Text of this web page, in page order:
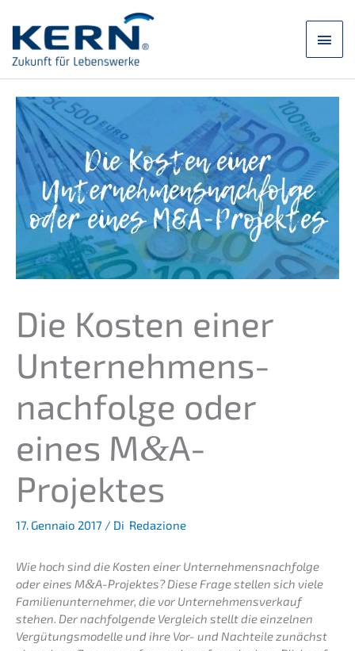
Inhalt
springen
Die Kosten einer
Unternehmens­
nachfolge oder
eines M&A-
Projektes
17. Gennaio 2017 / Di Redazione
Wie hoch sind die Kosten einer Unternehmens­nachfolge
oder eines M&A-Projektes? Diese Frage stellen sich viele
Famili­en­un­ter­neh­mer, die vor Unter­nehmens­verkauf
stehen. Der nachfol­gen­de Vergleich stellt die einzel­nen
Vergü­tungs­mo­del­le und ihre Vor- und Nachtei­le zunächst